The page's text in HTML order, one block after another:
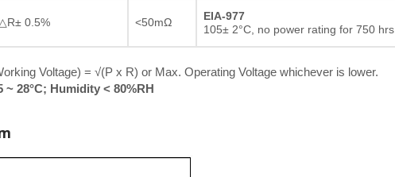
△R± 0.5% <50mΩ
EIA-977
105± 2°C, no power rating for 750 hrs.
Voltage) = √(P x R) or Max. Operating Voltage whichever is lower.
28°C; Humidity < 80%RH